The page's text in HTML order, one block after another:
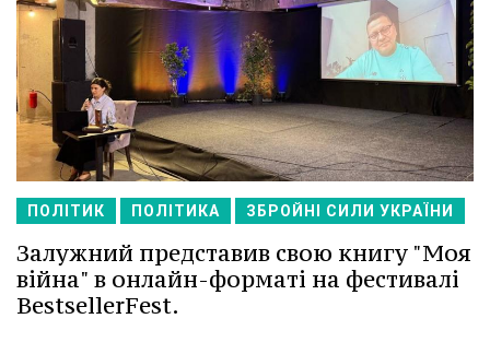
ПОЛІТИК ПОЛІТИКА ЗБРОЙНІ СИЛИ УКРАЇНИ
Залужний представив свою книгу "Моя
війна" в онлайн-форматі на фестивалі
BestsellerFest.